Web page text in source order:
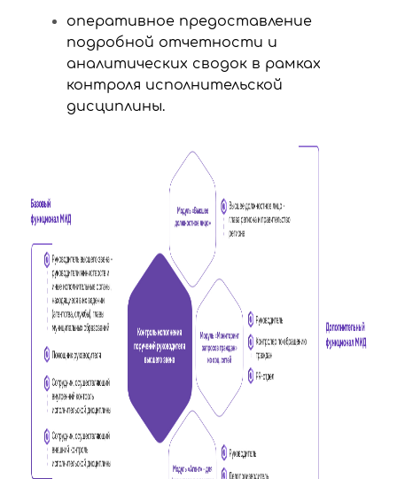
оперативное предоставление
подробной отчетности и
аналитических сводок в рамках
контроля исполнительской
дисциплины.